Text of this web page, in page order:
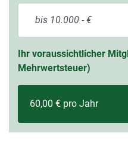
Ihr voraussichtlicher
Mehrwertsteuer)
60,00 € pro Jahr